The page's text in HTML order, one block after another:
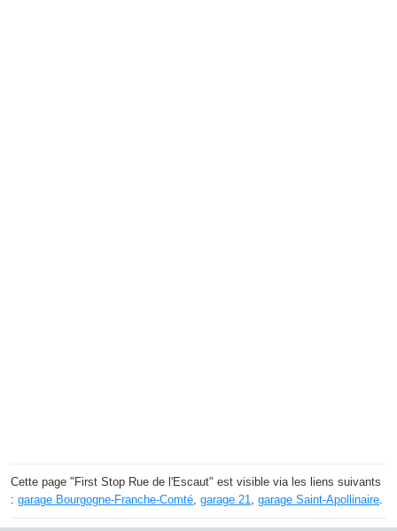
Cette page "First Stop Rue de l'Escaut" est visible via les liens suivants
: garage Bourgogne-Franche-Comté, garage 21, garage Saint-Apollinaire.